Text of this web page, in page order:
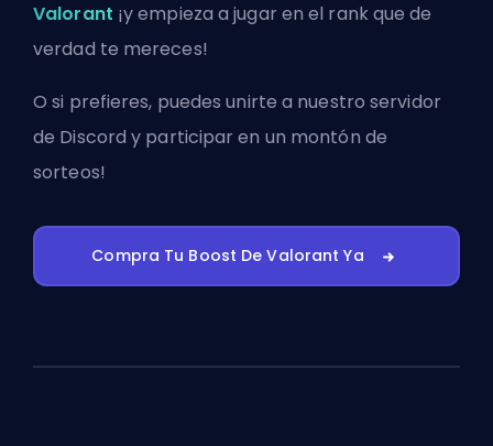
Valorant ¡y empieza a jugar en el rank que de
verdad te mereces!
O si prefieres, puedesunirte a nuestro servidor
de Discord y participar en un montón de
sorteos!
Compra Tu Boost De Valorant Ya